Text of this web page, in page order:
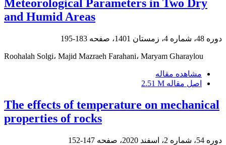
Meteorological Parameters in Two Dry
and Humid Areas
دوره 48، شماره 4، زمستان 1401، صفحه 183-195
Roohalah Solgi، Majid Mazraeh Farahani، Maryam Gharaylou
مشاهده مقاله
اصل مقاله 2.51 M
The effects of temperature on mechanical
properties of rocks
دوره 54، شماره 2، اسفند 2020، صفحه 147-152